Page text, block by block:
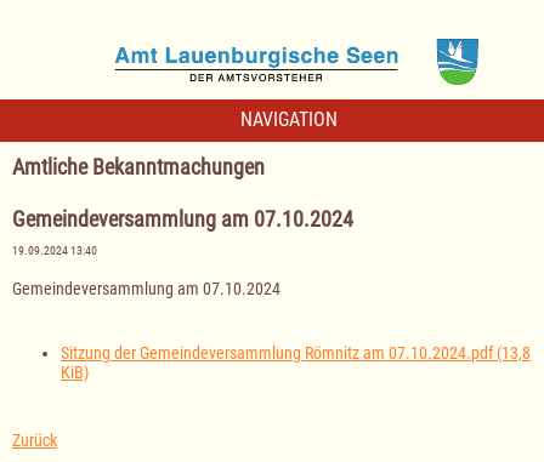
NAVIGATION
Amtliche Bekanntmachungen
Gemeindeversammlung am 07.10.2024
19.09.2024 13:40
Gemeindeversammlung am 07.10.2024
Sitzung der Gemeindeversammlung Römnitz am 07.10.2024.pdf(13,8
KiB)
Zurück